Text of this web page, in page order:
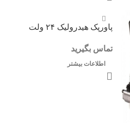
پاورپک هیدرولیک ۲۴ ولت
تماس بگیرید
اطلاعات بیشتر